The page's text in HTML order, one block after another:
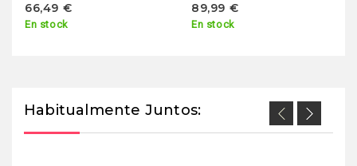
66,49 €
En stock
89,99 €
En stock
Habitualmente Juntos: